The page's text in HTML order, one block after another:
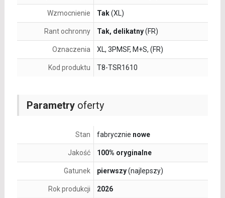
Parametryoferty
Stan fabrycznie nowe
Jakość 100% oryginalne
Gatunek pierwszy(najlepszy)
Rok produkcji 2026
Wzmocnienie Tak(XL)
Rant ochronny Tak, delikatny(FR)
Oznaczenia XL, 3PMSF, M+S, (FR)
Kod produktu T8-TSR1610